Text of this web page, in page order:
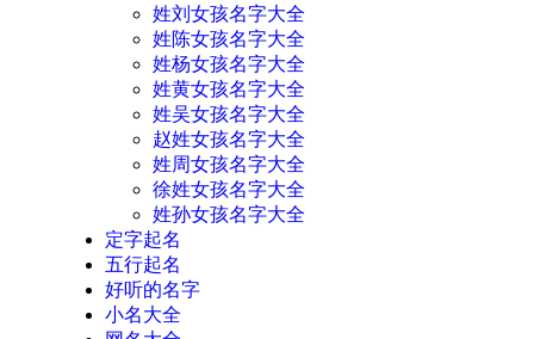
姓刘女孩名字大全
姓陈女孩名字大全
姓杨女孩名字大全
姓黄女孩名字大全
姓吴女孩名字大全
赵姓女孩名字大全
姓周女孩名字大全
徐姓女孩名字大全
姓孙女孩名字大全
定字起名
五行起名
好听的名字
小名大全